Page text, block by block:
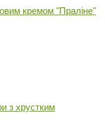
кремом "Праліне"
з хрустким